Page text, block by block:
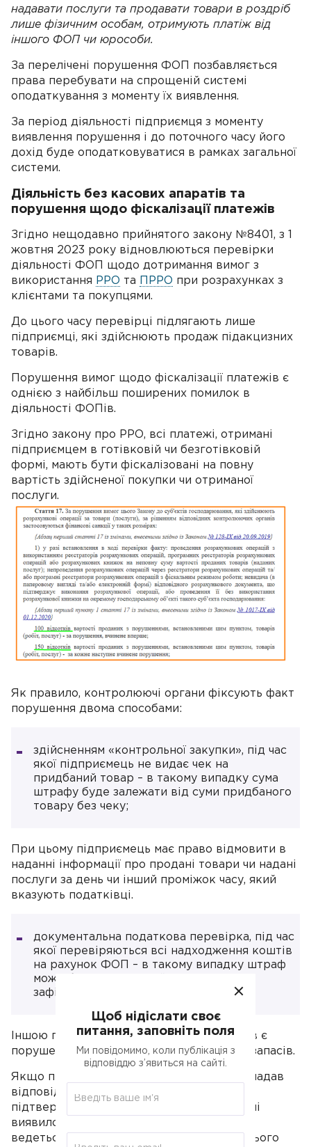
надавати послуги та продавати товари в роздріб
лише фізичним особам, отримують платіж від
іншого ФОП чи юрособи.
За перелічені порушення ФОП позбавляється
права перебувати на спрощеній системі
оподаткування з моменту їх виявлення.
За період діяльності підприємця з моменту
виявлення порушення і до поточного часу його
дохід буде оподатковуватися в рамках загальної
системи.
Діяльність без касових апаратів та
порушення щодо фіскалізації платежів
Згідно нещодавно прийнятого закону №8401, з 1
жовтня 2023 року відновлюються перевірки
діяльності ФОП щодо дотримання вимог з
використання РРО та ПРРО при розрахунках з
клієнтами та покупцями.
До цього часу перевірці підлягають лише
підприємці, які здійснюють продаж підакцизних
товарів.
Порушення вимог щодо фіскалізації платежів є
однією з найбільш поширених помилок в
діяльності ФОПів.
Згідно закону про РРО, всі платежі, отримані
підприємцем в готівковій чи безготівковій
формі, мають бути фіскалізовані на повну
вартість здійсненої покупки чи отриманої
послуги.
Як правило, контролюючі органи фіксують факт
порушення двома способами:
здійсненням «контрольної закупки», під час
якої підприємець не видає чек на
придбаний товар – в такому випадку сума
штрафу буде залежати від суми придбаного
товару без чеку;
При цьому підприємець має право відмовити в
наданні інформації про продані товари чи надані
послуги за день чи інший проміжок часу, який
вказують податківці.
документальна податкова перевірка, під час
якої перевіряються всі надходження коштів
на рахунок ФОП – в такому випадку штраф
може бути накладений на суму всіх
зафіксованих порушень.
Іншою поширеною помилкою підприємців є
порушення вимог щодо обліку товарних запасів.
Якщо під час перевірки підприємець не надав
відповідну документацію на товар, що
підтверджує його походження, або взагалі
виявилося, що облік товарних запасів не
ведеться на підприємстві, то наслідком цього
Щоб нідіслати своє
питання, заповніть поля
Ми повідомимо, коли публікація з
відповіддю з’явиться на сайті.